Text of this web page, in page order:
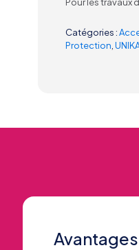
Pour les travaux
Catégories :
Protection,
Avantages